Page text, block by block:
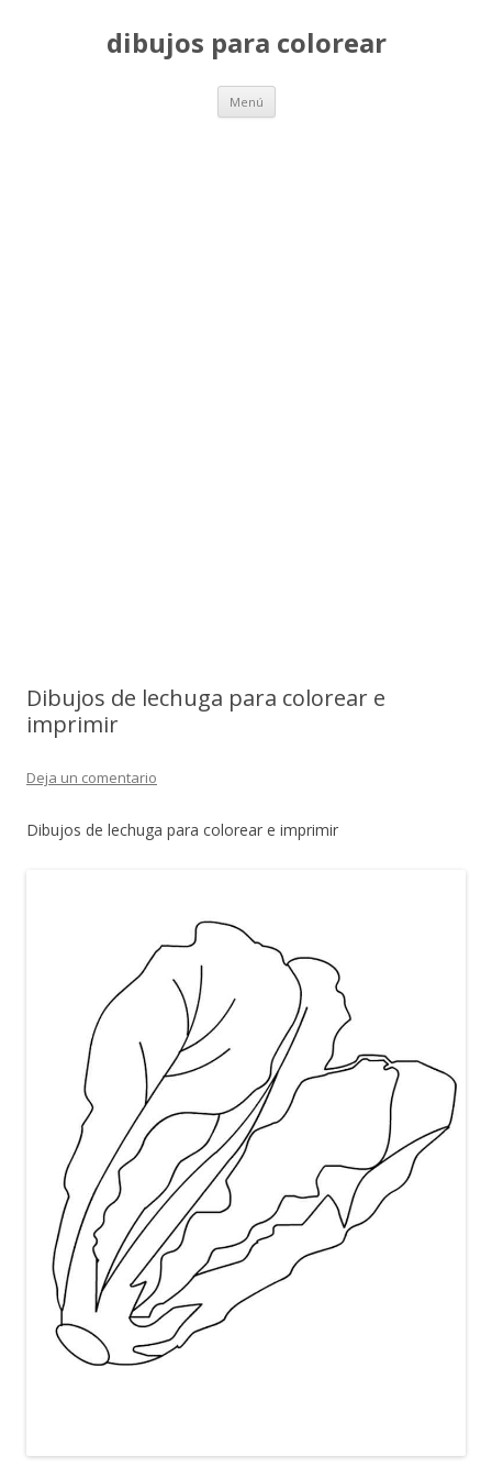
dibujos para colorear
Menú Saltar
contenido
Dibujos de lechuga para colorear e
imprimir
Deja un comentario
Dibujos de lechuga para colorear e imprimir